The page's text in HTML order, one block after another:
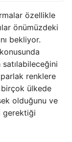
özellikle
önümüzdeki
bekliyor.
satılabileceğini
renklere
ülkede
olduğunu ve
gerektiği